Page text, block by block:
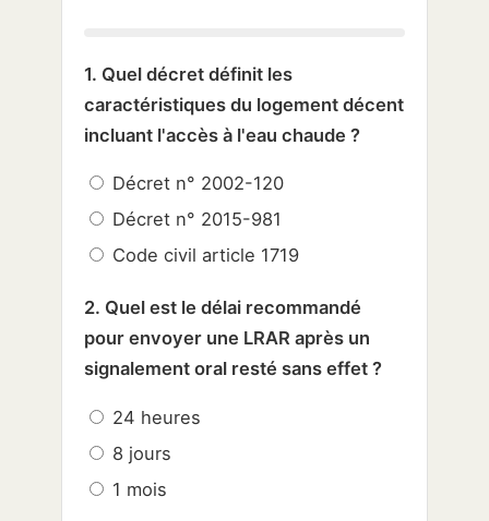
1. Quel décret définit les
caractéristiques du logement décent
incluant l'accès à l'eau chaude ?
Décret n° 2002-120
Décret n° 2015-981
Code civil article 1719
2. Quel est le délai recommandé
pour envoyer une LRAR après un
signalement oral resté sans effet ?
24 heures
8 jours
1 mois